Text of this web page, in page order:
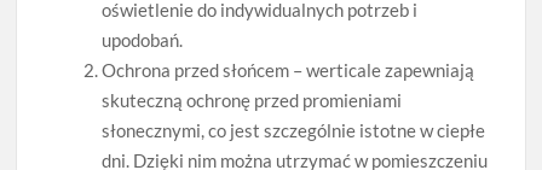
oświetlenie do indywidualnych potrzeb i
upodobań.
Ochrona przed słońcem – werticale zapewniają
skuteczną ochronę przed promieniami
słonecznymi, co jest szczególnie istotne w ciepłe
dni. Dzięki nim można utrzymać w pomieszczeniu